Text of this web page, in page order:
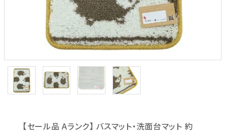
【セール品 Aランク】 バスマット・洗面台マット 約